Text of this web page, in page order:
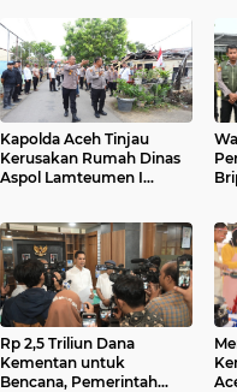
Kapolda Aceh Tinjau
Kerusakan Rumah Dinas
Aspol Lamteumen I
Rp 2,5 Triliun Dana
Kementan untuk
Bencana, Pemerintah